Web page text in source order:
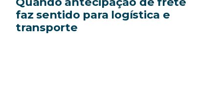
faz sentido para logística e
transporte